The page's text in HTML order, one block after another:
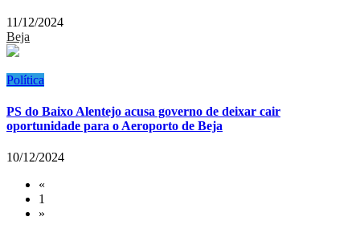
11/12/2024
Beja
Política
PS do Baixo Alentejo acusa governo de deixar cair
oportunidade para o Aeroporto de Beja
10/12/2024
«
1
»